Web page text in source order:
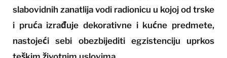
slabovidnih zanatlija vodi radionicu u kojoj od trske
i pruća izrađuje dekorativne i kućne predmete,
nastojeći sebi obezbijediti egzistenciju uprkos